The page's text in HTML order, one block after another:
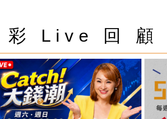
彩 Live 回 顧